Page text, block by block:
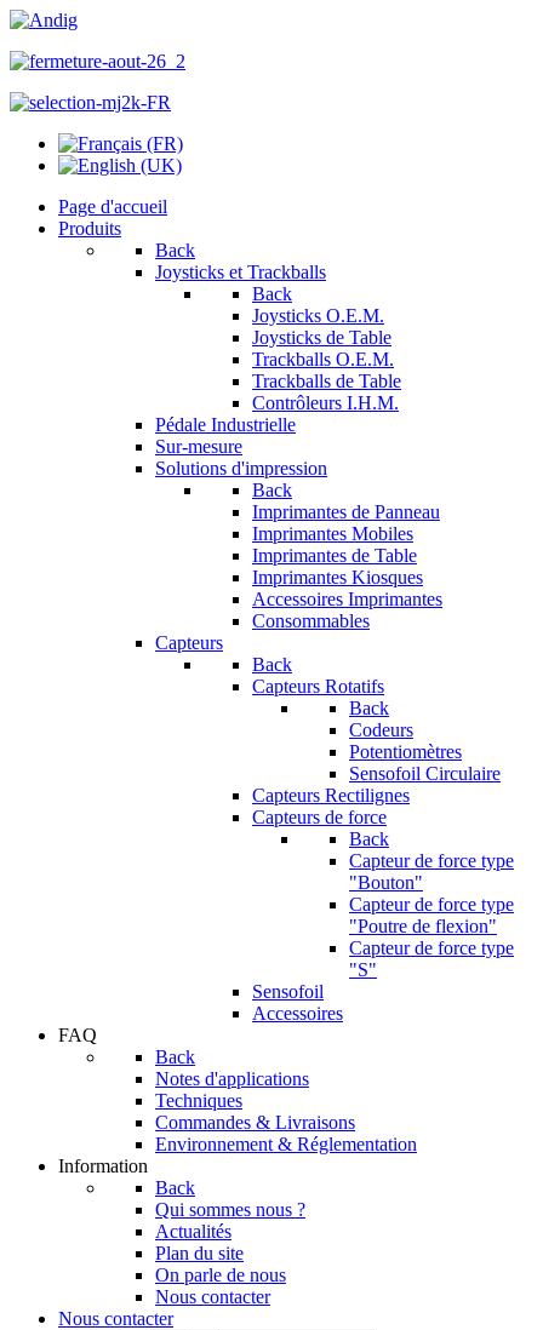
Page d'accueil
Produits
Back
Joysticks et Trackballs
Back
Joysticks O.E.M.
Joysticks de Table
Trackballs O.E.M.
Trackballs de Table
Contrôleurs I.H.M.
Pédale Industrielle
Sur-mesure
Solutions d'impression
Back
Imprimantes de Panneau
Imprimantes Mobiles
Imprimantes de Table
Imprimantes Kiosques
Accessoires Imprimantes
Consommables
Capteurs
Back
Capteurs Rotatifs
Back
Codeurs
Potentiomètres
Sensofoil Circulaire
Capteurs Rectilignes
Capteurs de force
Back
Capteur de force type
"Bouton"
Capteur de force type
"Poutre de flexion"
Capteur de force type
"S"
Sensofoil
Accessoires
FAQ
Back
Notes d'applications
Techniques
Commandes & Livraisons
Environnement & Réglementation
Information
Back
Qui sommes nous ?
Actualités
Plan du site
On parle de nous
Nous contacter
Nous contacter